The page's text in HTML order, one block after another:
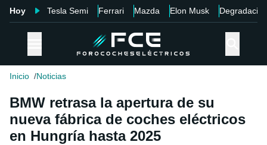
Hoy Tesla Semi Ferrari Mazda Elon Musk Degradación
Inicio Noticias
BMW retrasa la apertura de su
nueva fábrica de coches eléctricos
en Hungría hasta 2025